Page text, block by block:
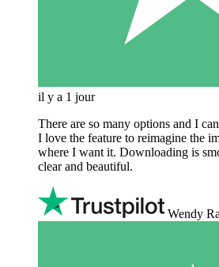
il y a 1 jour
There are so many options and I
I love the feature to reimagine the
where I want it. Downloading is
clear and beautiful.
Wendy